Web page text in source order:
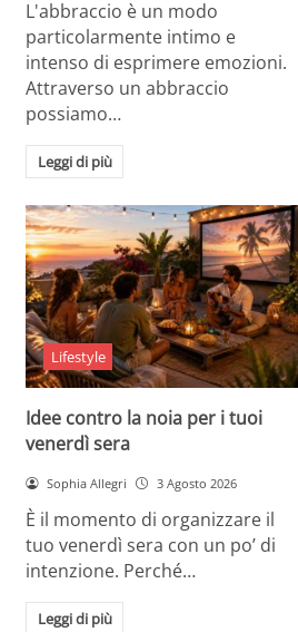
L'abbraccio è un modo
particolarmente intimo e
intenso di esprimere emozioni.
Attraverso un abbraccio
possiamo…
Leggi di più
Lifestyle
Idee contro la noia per i tuoi
venerdì sera
Sophia Allegri 3 Agosto 2026
È il momento di organizzare il
tuo venerdì sera con un po’ di
intenzione. Perché…
Leggi di più